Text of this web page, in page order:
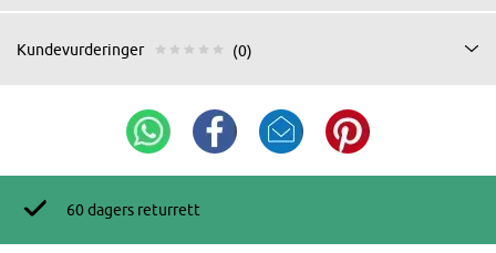
Kundevurderinger (0)
60 dagers returrett